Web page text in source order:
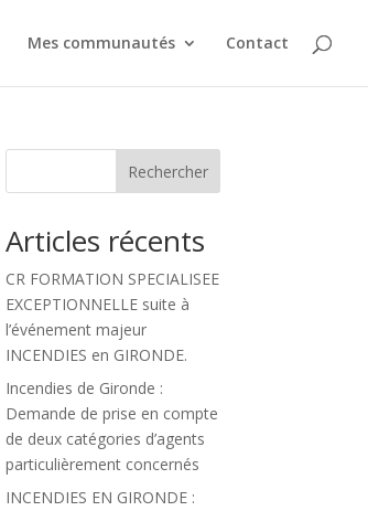
Mes communautés Contact
Rechercher
Articles récents
CR FORMATION SPECIALISEE
EXCEPTIONNELLE suite à
l’événement majeur
INCENDIES en GIRONDE.
Incendies de Gironde :
Demande de prise en compte
de deux catégories d’agents
particulièrement concernés
INCENDIES EN GIRONDE :